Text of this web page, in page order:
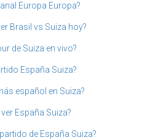
Europa Europa?
Brasil vs Suiza hoy?
de Suiza en vivo?
España Suiza?
español en Suiza?
España Suiza?
de España Suiza?